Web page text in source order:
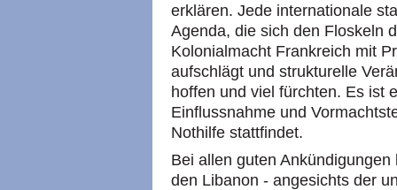
erklären. Jede internationale
Agenda, die sich den Floskeln
Kolonialmacht Frankreich mit
aufschlägt und strukturelle
hoffen und viel fürchten. Es ist
Einflussnahme und
Nothilfe stattfindet.
Bei allen guten
den Libanon - angesichts der